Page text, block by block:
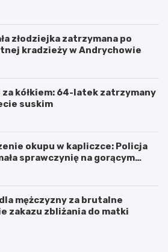
złodziejka zatrzymana po
kradzieży w Andrychowie
kółkiem: 64-latek zatrzymany
suskim
okupu w kapliczce: Policja
sprawczynię na gorącym
mężczyzny za brutalne
zakazu zbliżania do matki